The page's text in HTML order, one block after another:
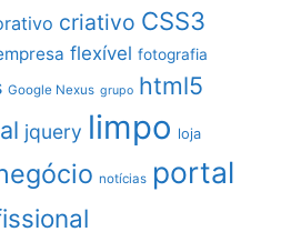
criativo CSS3
flexível fotografia
Google Nexus grupo html5
jquery limpo loja
notícias portal